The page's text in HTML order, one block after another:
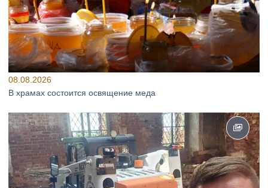
08.08.2026
В храмах состоится освящение меда